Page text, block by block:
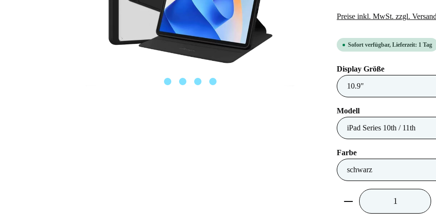
Preise inkl. MwSt. zzgl.
Sofort verfügbar, Lieferzeit: 1 Tag
Display Größeauswählen
Modellauswählen
Farbeauswählen
Produkt Anzahl: